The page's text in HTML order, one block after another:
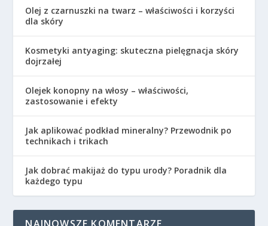
Olej z czarnuszki na twarz – właściwości i korzyści
dla skóry
Kosmetyki antyaging: skuteczna pielęgnacja skóry
dojrzałej
Olejek konopny na włosy – właściwości,
zastosowanie i efekty
Jak aplikować podkład mineralny? Przewodnik po
technikach i trikach
Jak dobrać makijaż do typu urody? Poradnik dla
każdego typu